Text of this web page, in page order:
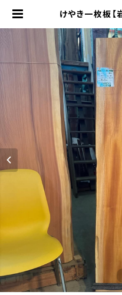
けやき一枚板
| 木の